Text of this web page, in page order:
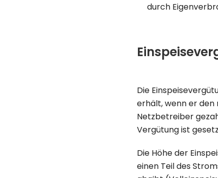
durch
Die
erhält, wenn er den
Netzbetreiber
Vergütung ist
Die Höhe der
einen Teil des